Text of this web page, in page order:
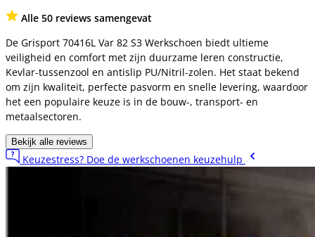
Alle 50 reviews samengevat
De Grisport 70416L Var 82 S3 Werkschoen biedt ultieme
veiligheid en comfort met zijn duurzame leren constructie,
Kevlar-tussenzool en antislip PU/Nitril-zolen. Het staat bekend
om zijn kwaliteit, perfecte pasvorm en snelle levering, waardoor
het een populaire keuze is in de bouw-, transport- en
metaalsectoren.
Bekijk alle reviews
Keuzestress? Doe de werkschoenen keuzehulp